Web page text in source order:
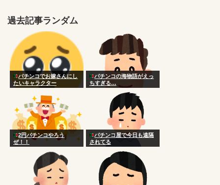
過去記事ランダム
パチンコでお嫁さんにし
たいキャラクター
パチンコの海物語がえっ
ちすぎる…
2円パチンコやろう
ぜ！！
パチンコ屋で今日も遠隔
されてる